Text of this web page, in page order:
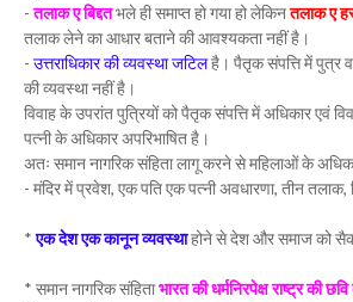
-तलाक ए बिद्दतभले ही समाप्त हो गया हो लेकिनतलाक ए
तलाक लेने का आधार बताने की आवश्यकता नहीं है।
- उत्तराधिकार की व्यवस्था जटिलहै। पैतृक संपत्ति में पुत्र
की व्यवस्था नहीं है।
विवाह के उपरांत पुत्रियों को पैतृक संपत्ति में अधिकार एवं
पत्नी के अधिकार अपरिभाषित है।
अतः समान नागरिक संहिता लागू करने से महिलाओं के
- मंदिर में प्रवेश, एक पति एक पत्नी अवधारणा, तीन तलाक,
*एक देश एक कानून व्यवस्थाहोने से देश और समाज को
* समान नागरिक संहिताभारत की धर्मनिरपेक्ष राष्ट्र की